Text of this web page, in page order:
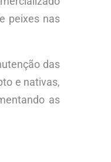
peixes nas
das
e nativas,
as